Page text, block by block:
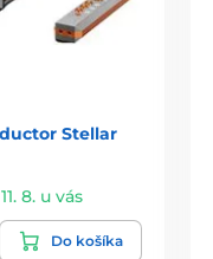
Stellar
8. u vás
Do košíka